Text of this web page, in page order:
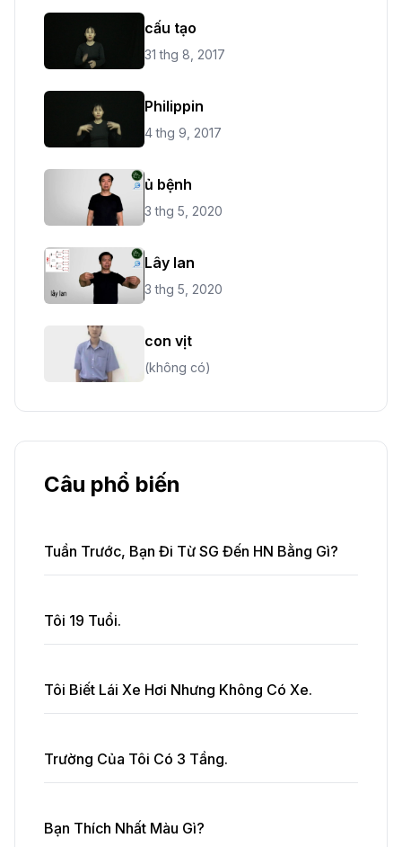
cấu tạo
31 thg 8, 2017
Philippin
4 thg 9, 2017
ủ bệnh
3 thg 5, 2020
Lây lan
3 thg 5, 2020
con vịt
(không có)
Câu phổ biến
Tuần Trước, Bạn Đi Từ SG Đến HN Bằng Gì?
Tôi 19 Tuổi.
Tôi Biết Lái Xe Hơi Nhưng Không Có Xe.
Trường Của Tôi Có 3 Tầng.
Bạn Thích Nhất Màu Gì?